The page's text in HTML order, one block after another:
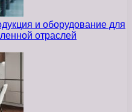
и оборудование для
отраслей